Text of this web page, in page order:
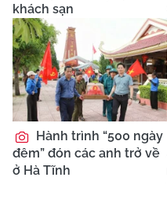
khách sạn
Hành trình “500 ngày
đêm” đón các anh trở về
ở Hà Tĩnh